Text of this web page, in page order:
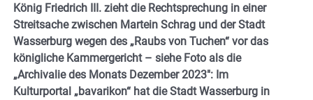
König Friedrich III. zieht die Rechtsprechung in einer
Streitsache zwischen Martein Schrag und der Stadt
Wasserburg wegen des „Raubs von Tuchen“ vor das
königliche Kammergericht – siehe Foto als die
„Archivalie des Monats Dezember 2023″: Im
Kulturportal „bavarikon“ hat die Stadt Wasserburg in